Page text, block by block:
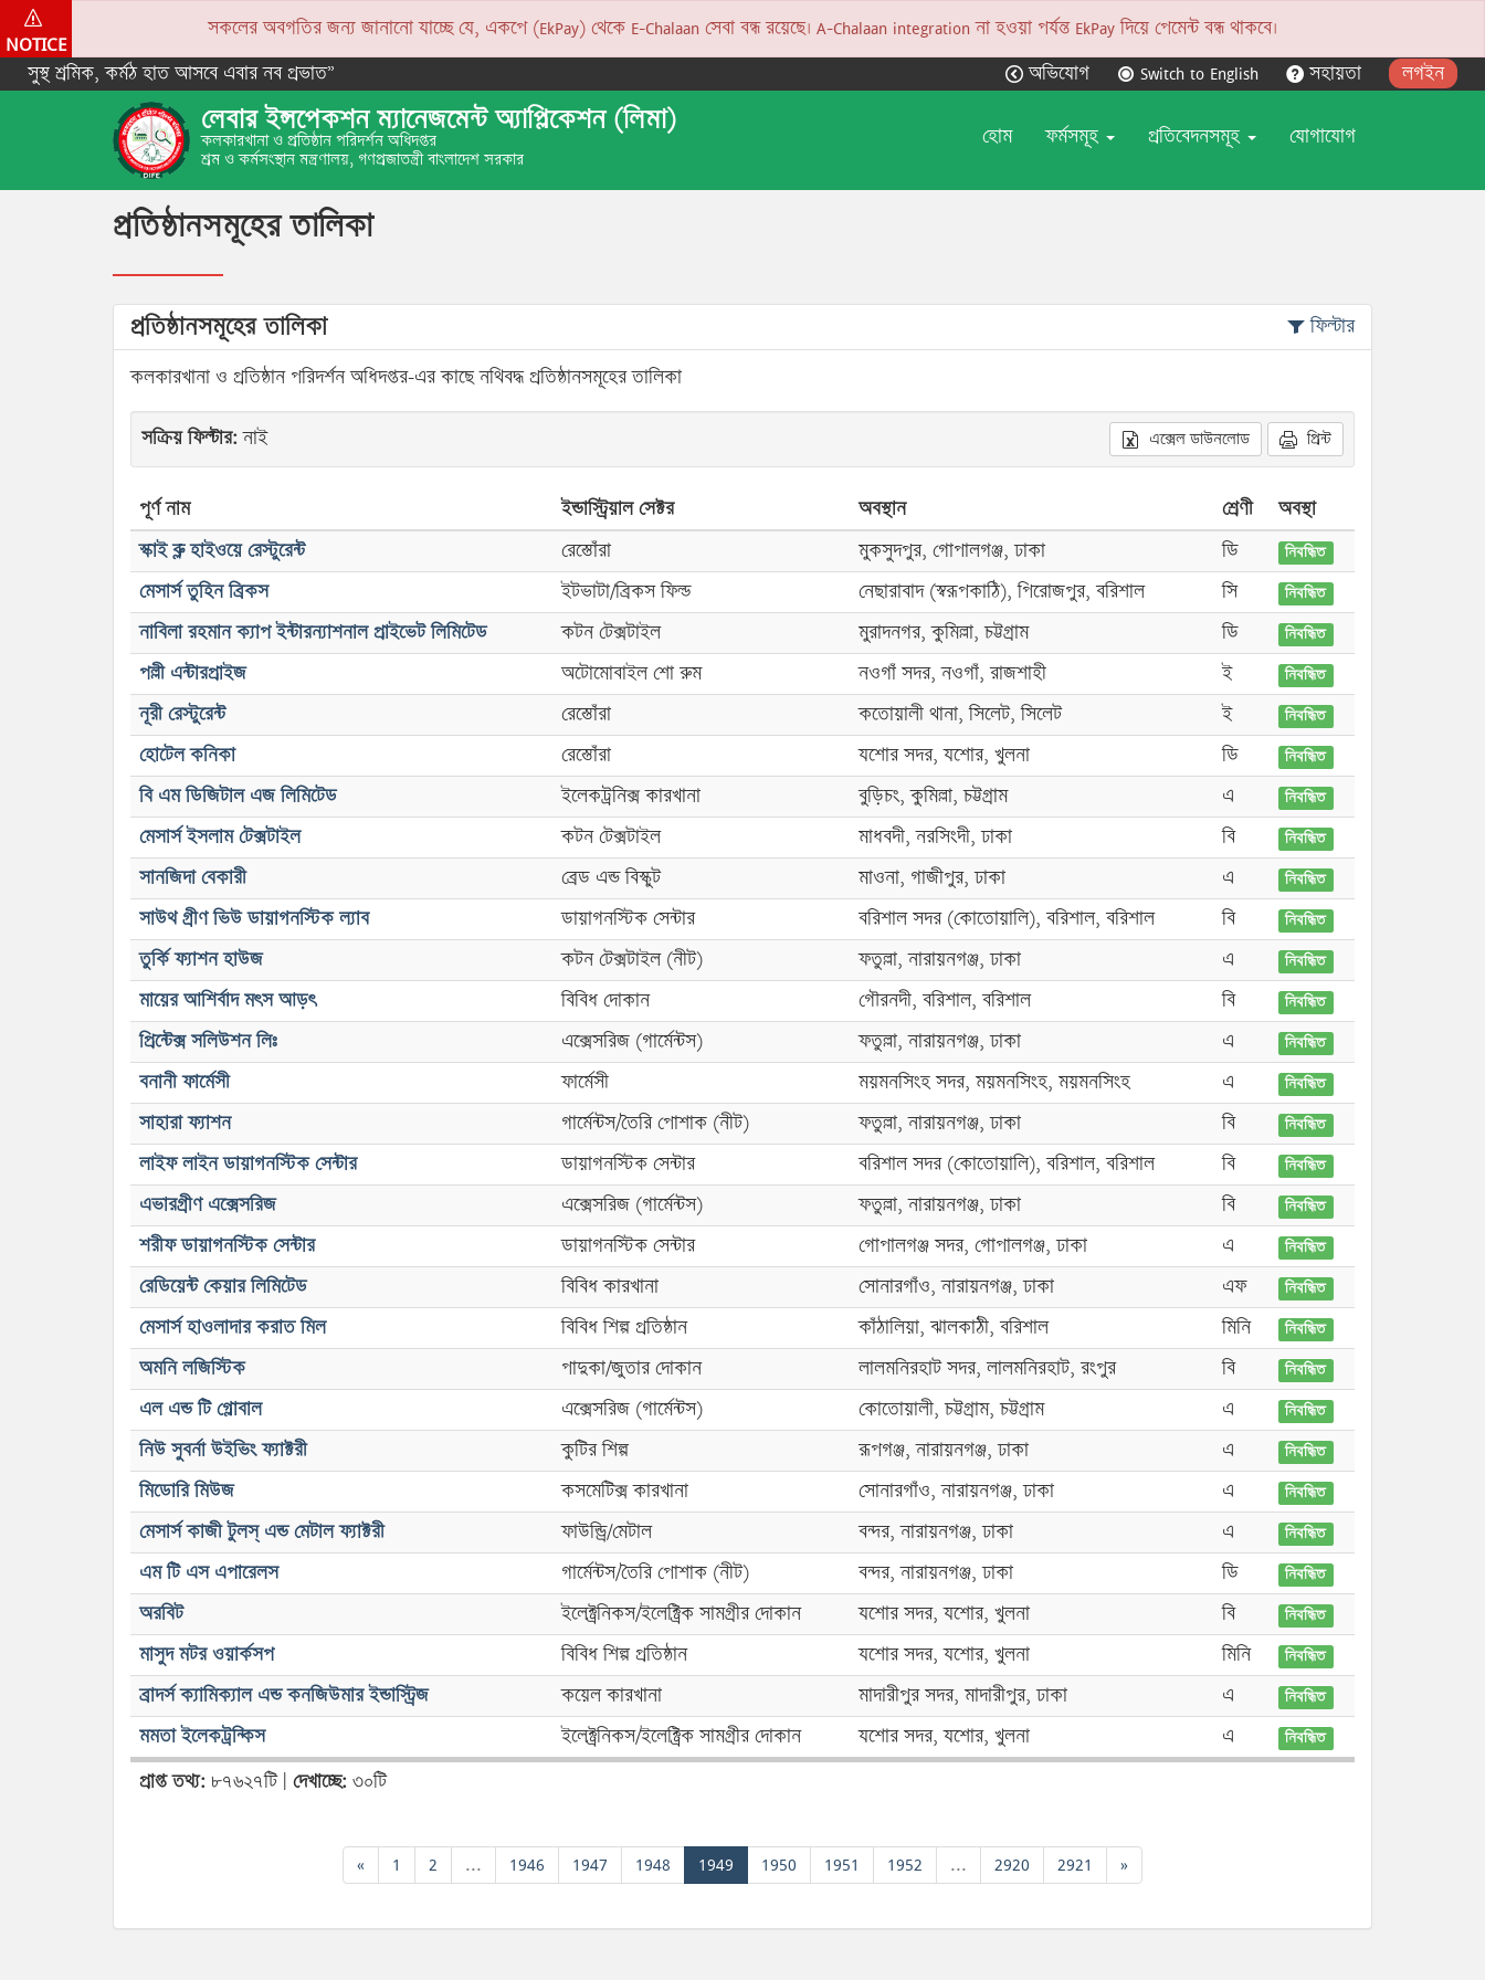
NOTICE
সকলের অবগতির জন্য জানানো যাচ্ছে যে, একপে (EkPay) থেকে E-Chalaan সেবা বন্ধ রয়েছে। A-Chalaan integration না হওয়া পর্যন্ত EkPay দিয়ে পেমেন্ট বন্ধ থাকবে।
সুস্থ শ্রমিক, কর্মঠ হাত আসবে এবার নব প্রভাত”
অভিযোগ Switch to English সহায়তা লগইন
লেবার ইন্সপেকশন ম্যানেজমেন্ট অ্যাপ্লিকেশন (লিমা)
কলকারখানা ও প্রতিষ্ঠান পরিদর্শন অধিদপ্তর
শ্রম ও কর্মসংস্থান মন্ত্রণালয়, গণপ্রজাতন্ত্রী বাংলাদেশ সরকার
হোম ফর্মসমূহ প্রতিবেদনসমূহ যোগাযোগ
প্রতিষ্ঠানসমূহের তালিকা
প্রতিষ্ঠানসমূহের তালিকা ফিল্টার
কলকারখানা ও প্রতিষ্ঠান পরিদর্শন অধিদপ্তর-এর কাছে নথিবদ্ধ প্রতিষ্ঠানসমূহের তালিকা
সক্রিয় ফিল্টার:নাই এক্সেল ডাউনলোড প্রিন্ট
পূর্ণ নাম ইন্ডাস্ট্রিয়াল সেক্টর অবস্থান শ্রেণী
অবস্থা
স্কাই ব্লু হাইওয়ে রেস্টুরেন্ট
রেস্তোঁরা মুকসুদপুর, গোপালগঞ্জ, ঢাকা ডি নিবন্ধিত
মেসার্স তুহিন ব্রিকস ইটভাটা/ব্রিকস ফিল্ড নেছারাবাদ (স্বরূপকাঠি), পিরোজপুর, বরিশাল সি নিবন্ধিত
নাবিলা রহমান ক্যাপ ইন্টারন্যাশনাল প্রাইভেট লিমিটেড কটন টেক্সটাইল মুরাদনগর, কুমিল্লা, চট্টগ্রাম ডি নিবন্ধিত
পল্লী এন্টারপ্রাইজ অটোমোবাইল শো রুম নওগাঁ সদর, নওগাঁ, রাজশাহী ই নিবন্ধিত
নূরী রেস্টুরেন্ট রেস্তোঁরা কতোয়ালী থানা, সিলেট, সিলেট ই নিবন্ধিত
হোটেল কনিকা রেস্তোঁরা যশোর সদর, যশোর, খুলনা ডি নিবন্ধিত
বি এম ডিজিটাল এজ লিমিটেড ইলেকট্রনিক্স কারখানা বুড়িচং, কুমিল্লা, চট্টগ্রাম এ নিবন্ধিত
মেসার্স ইসলাম টেক্সটাইল কটন টেক্সটাইল মাধবদী, নরসিংদী, ঢাকা বি নিবন্ধিত
সানজিদা বেকারী ব্রেড এন্ড বিস্কুট মাওনা, গাজীপুর, ঢাকা এ নিবন্ধিত
সাউথ গ্রীণ ভিউ ডায়াগনস্টিক ল্যাব ডায়াগনস্টিক সেন্টার বরিশাল সদর (কোতোয়ালি), বরিশাল, বরিশাল বি নিবন্ধিত
তুর্কি ফ্যাশন হাউজ কটন টেক্সটাইল (নীট) ফতুল্লা, নারায়নগঞ্জ, ঢাকা এ নিবন্ধিত
মায়ের আশির্বাদ মৎস আড়ৎ বিবিধ দোকান গৌরনদী, বরিশাল, বরিশাল বি নিবন্ধিত
প্রিন্টেক্স সলিউশন লিঃ এক্সেসরিজ (গার্মেন্টস) ফতুল্লা, নারায়নগঞ্জ, ঢাকা এ নিবন্ধিত
বনানী ফার্মেসী ফার্মেসী ময়মনসিংহ সদর, ময়মনসিংহ, ময়মনসিংহ এ নিবন্ধিত
সাহারা ফ্যাশন গার্মেন্টস/তৈরি পোশাক (নীট) ফতুল্লা, নারায়নগঞ্জ, ঢাকা বি নিবন্ধিত
লাইফ লাইন ডায়াগনস্টিক সেন্টার ডায়াগনস্টিক সেন্টার বরিশাল সদর (কোতোয়ালি), বরিশাল, বরিশাল বি নিবন্ধিত
এভারগ্রীণ এক্সেসরিজ এক্সেসরিজ (গার্মেন্টস) ফতুল্লা, নারায়নগঞ্জ, ঢাকা বি নিবন্ধিত
শরীফ ডায়াগনস্টিক সেন্টার ডায়াগনস্টিক সেন্টার গোপালগঞ্জ সদর, গোপালগঞ্জ, ঢাকা এ নিবন্ধিত
রেডিয়েন্ট কেয়ার লিমিটেড বিবিধ কারখানা সোনারগাঁও, নারায়নগঞ্জ, ঢাকা এফ নিবন্ধিত
মেসার্স হাওলাদার করাত মিল বিবিধ শিল্প প্রতিষ্ঠান কাঁঠালিয়া, ঝালকাঠী, বরিশাল মিনি নিবন্ধিত
অমনি লজিস্টিক পাদুকা/জুতার দোকান লালমনিরহাট সদর, লালমনিরহাট, রংপুর বি নিবন্ধিত
এল এন্ড টি গ্লোবাল এক্সেসরিজ (গার্মেন্টস) কোতোয়ালী, চট্টগ্রাম, চট্টগ্রাম এ নিবন্ধিত
নিউ সুবর্না উইভিং ফ্যাক্টরী কুটির শিল্প রূপগঞ্জ, নারায়নগঞ্জ, ঢাকা এ নিবন্ধিত
মিডোরি মিউজ কসমেটিক্স কারখানা সোনারগাঁও, নারায়নগঞ্জ, ঢাকা এ নিবন্ধিত
মেসার্স কাজী টুলস্ এন্ড মেটাল ফ্যাক্টরী ফাউন্ড্রি/মেটাল বন্দর, নারায়নগঞ্জ, ঢাকা এ নিবন্ধিত
এম টি এস এপারেলস গার্মেন্টস/তৈরি পোশাক (নীট) বন্দর, নারায়নগঞ্জ, ঢাকা ডি নিবন্ধিত
অরবিট ইলেক্ট্রনিকস/ইলেক্ট্রিক সামগ্রীর দোকান যশোর সদর, যশোর, খুলনা বি নিবন্ধিত
মাসুদ মটর ওয়ার্কসপ বিবিধ শিল্প প্রতিষ্ঠান যশোর সদর, যশোর, খুলনা মিনি নিবন্ধিত
ব্রাদর্স ক্যামিক্যাল এন্ড কনজিউমার ইন্ডাস্ট্রিজ কয়েল কারখানা মাদারীপুর সদর, মাদারীপুর, ঢাকা এ নিবন্ধিত
মমতা ইলেকট্রন্কিস ইলেক্ট্রনিকস/ইলেক্ট্রিক সামগ্রীর দোকান যশোর সদর, যশোর, খুলনা এ নিবন্ধিত
প্রাপ্ত তথ্য: ৮৭৬২৭টি | দেখাচ্ছে: ৩০টি
« 1 2 ... 1946 1947 1948 1949 1950 1951 1952 ... 2920 2921 »